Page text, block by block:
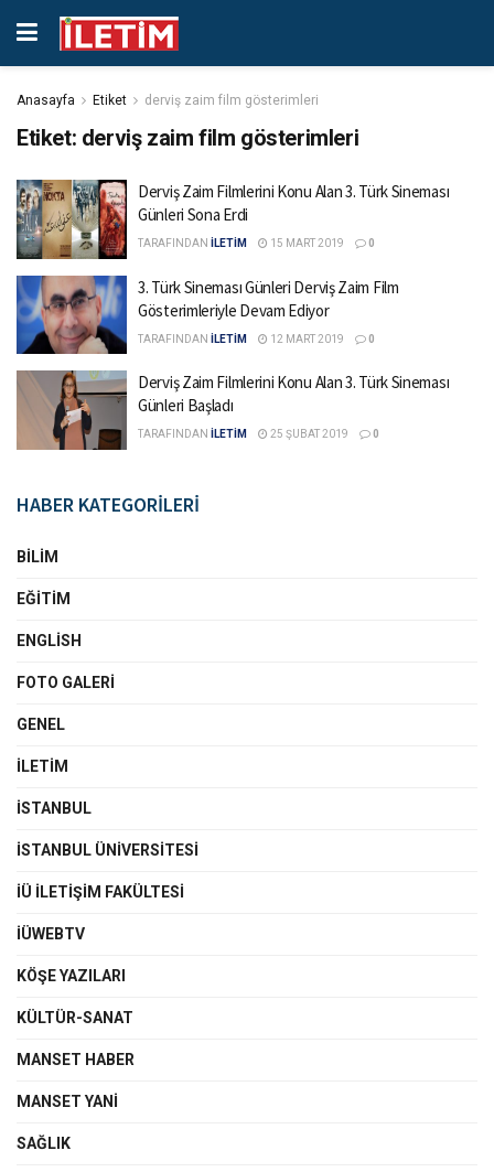
Anasayfa Etiket derviş zaim film gösterimleri
Etiket: derviş zaim film gösterimleri
Derviş Zaim Filmlerini Konu Alan 3. Türk Sineması
Günleri Sona Erdi
TARAFINDAN İLETİM 15 MART 2019 0
3. Türk Sineması Günleri Derviş Zaim Film
Gösterimleriyle Devam Ediyor
TARAFINDAN İLETİM 12 MART 2019 0
Derviş Zaim Filmlerini Konu Alan 3. Türk Sineması
Günleri Başladı
TARAFINDAN İLETİM 25 ŞUBAT 2019 0
HABER KATEGORİLERİ
BILIM
EĞITIM
ENGLISH
FOTO GALERI
GENEL
İLETIM
İSTANBUL
İSTANBUL ÜNIVERSITESI
İÜ İLETIŞIM FAKÜLTESI
İÜWEBTV
KÖŞE YAZILARI
KÜLTÜR-SANAT
MANSET HABER
MANSET YANI
SAĞLIK